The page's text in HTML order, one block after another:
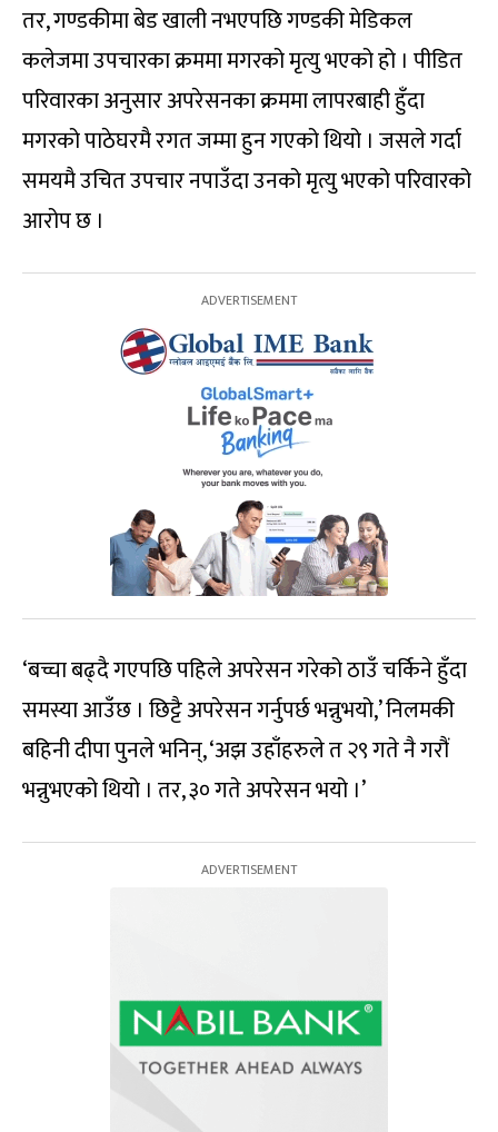
तर, गण्डकीमा बेड खाली नभएपछि गण्डकी मेडिकल
कलेजमा उपचारका क्रममा मगरको मृत्यु भएको हो । पीडित
परिवारका अनुसार अपरेसनका क्रममा लापरबाही हुँदा
मगरको पाठेघरमै रगत जम्मा हुन गएको थियो । जसले गर्दा
समयमै उचित उपचार नपाउँदा उनको मृत्यु भएको परिवारको
आरोप छ ।
‘बच्चा बढ्दै गएपछि पहिले अपरेसन गरेको ठाउँ चर्किने हुँदा
समस्या आउँछ । छिट्टै अपरेसन गर्नुपर्छ भन्नुभयो,’ निलमकी
बहिनी दीपा पुनले भनिन्, ‘अझ उहाँहरुले त २९ गते नै गरौं
भन्नुभएको थियो । तर, ३० गते अपरेसन भयो ।’